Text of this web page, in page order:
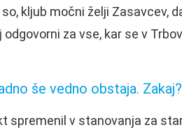
kljub močni želji Zasavcev,
za vse, kar se v
še vedno obstaja. Zakaj?
spremenil v stanovanja za